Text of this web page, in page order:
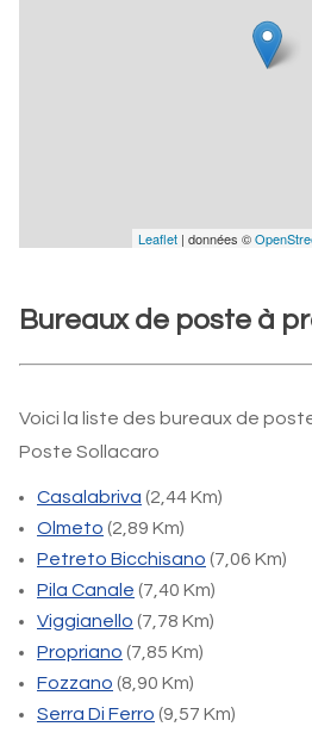
Leaflet | données ©
Bureaux de poste à
Voici la liste des bureaux de
Poste Sollacaro
Casalabriva (2,44 Km)
Olmeto (2,89 Km)
Petreto Bicchisano (7,06 Km)
Pila Canale (7,40 Km)
Viggianello (7,78 Km)
Propriano (7,85 Km)
Fozzano (8,90 Km)
Serra Di Ferro (9,57 Km)